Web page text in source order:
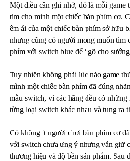
Một điều cần ghi nhớ, đó là mỗi game
tìm cho mình một chiếc bàn phím cơ.
êm ái của một chiếc bàn phím sở hữu
nhưng cũng có người mong muốn tìm
phím với switch blue để “gõ cho
Tuy nhiên không phải lúc nào game
mình một chiếc bàn phím đã đúng
mẫu switch, vì các hãng đều có
từng loại switch khác nhau và tung ra
Có không ít người chơi bàn phím cơ
với switch chưa ưng ý nhưng vẫn giữ
thương hiệu và độ bền sản phẩm. Sau